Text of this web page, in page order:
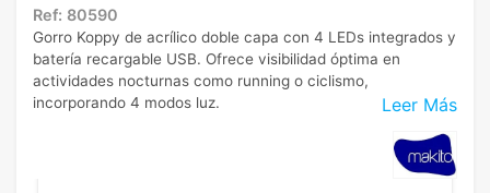
Ref: 80590
Leer Más
Gorro Koppy de acrílico doble capa con 4 LEDs integrados y
batería recargable USB. Ofrece visibilidad óptima en
actividades nocturnas como running o ciclismo,
incorporando 4 modos luz.